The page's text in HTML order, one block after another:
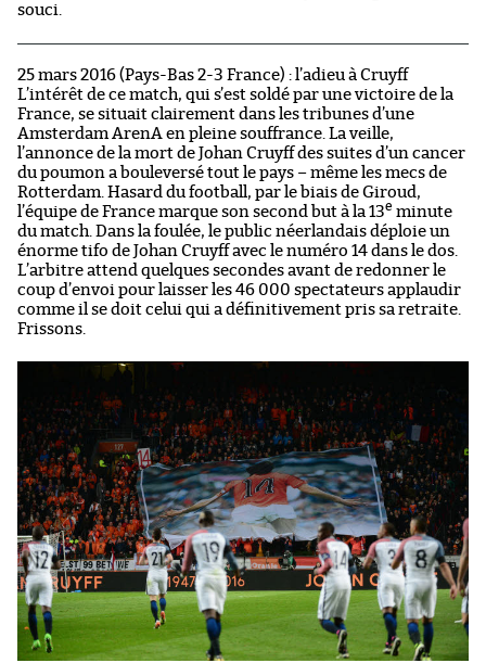
souci.
25 mars 2016 (Pays-Bas 2-3 France) : l’adieu à Cruyff
L’intérêt de ce match, qui s’est soldé par une victoire de la
France, se situait clairement dans les tribunes d’une
Amsterdam ArenA en pleine souffrance. La veille,
l’annonce de la mort de Johan Cruyff des suites d’un cancer
du poumon a bouleversé tout le pays – même les mecs de
Rotterdam. Hasard du football, par le biais de Giroud,
l’équipe de France marque son second but à la 13e minute
du match. Dans la foulée, le public néerlandais déploie un
énorme tifo de Johan Cruyff avec le numéro 14 dans le dos.
L’arbitre attend quelques secondes avant de redonner le
coup d’envoi pour laisser les 46 000 spectateurs applaudir
comme il se doit celui qui a définitivement pris sa retraite.
Frissons.